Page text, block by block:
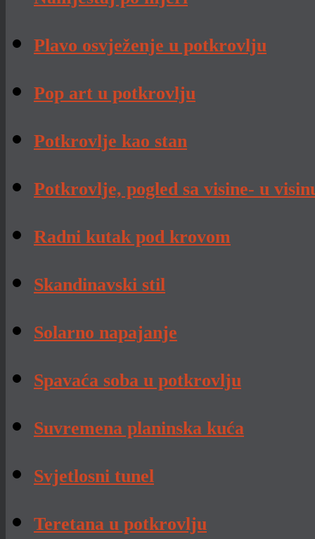
Plavo osvježenje u potkrovlju
Pop art u potkrovlju
Potkrovlje kao stan
Potkrovlje, pogled sa visine- u
Radni kutak pod krovom
Skandinavski stil
Solarno napajanje
Spavaća soba u potkrovlju
Suvremena planinska kuća
Svjetlosni tunel
Teretana u potkrovlju